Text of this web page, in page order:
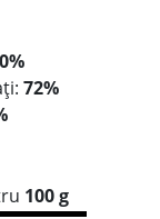
72%
100 g